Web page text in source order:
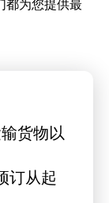
都为您提供最
货物以
订从起